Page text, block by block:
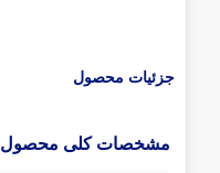
جزئیات محصول
مشخصات کلی محصول